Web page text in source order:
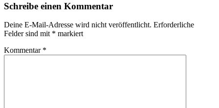
Schreibe einen Kommentar
Deine E-Mail-Adresse wird nicht veröffentlicht. Erforderliche
Felder sind mit * markiert
Kommentar *